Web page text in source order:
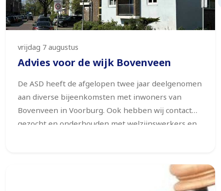
vrijdag 7 augustus
Advies voor de wijk Bovenveen
De ASD heeft de afgelopen twee jaar deelgenomen
aan diverse bijeenkomsten met inwoners van
Bovenveen in Voorburg. Ook hebben wij contact
gezocht en onderhouden met welzijnswerkers en